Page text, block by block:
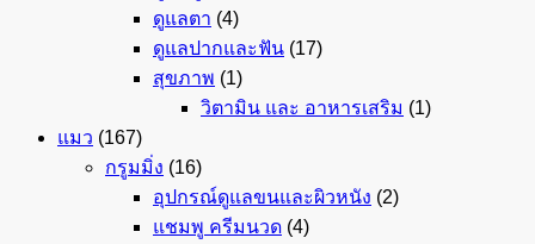
ดูแลตา (4)
ดูแลปากและฟัน (17)
สุขภาพ (1)
วิตามิน และ อาหารเสริม (1)
แมว (167)
กรูมมิ่ง (16)
อุปกรณ์ดูแลขนและผิวหนัง (2)
แชมพู ครีมนวด (4)